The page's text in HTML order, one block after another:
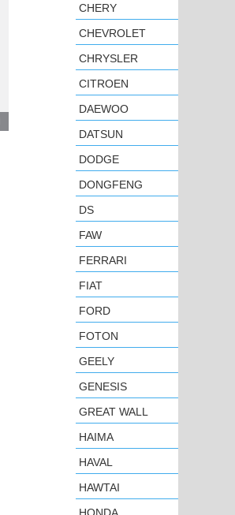
CHERY
CHEVROLET
CHRYSLER
CITROEN
DAEWOO
DATSUN
DODGE
DONGFENG
DS
FAW
FERRARI
FIAT
FORD
FOTON
GEELY
GENESIS
GREAT WALL
HAIMA
HAVAL
HAWTAI